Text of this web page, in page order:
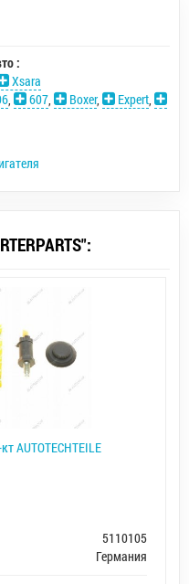
:
Xsara
, 607, Boxer, Expert,
AUTOTECHTEILE
5110105
Германия